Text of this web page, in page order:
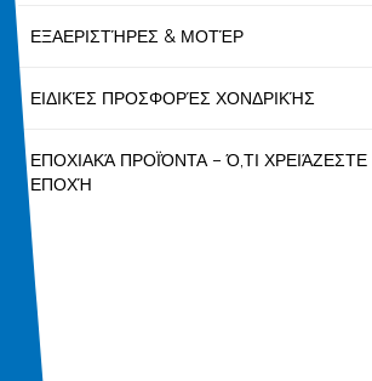
ΕΞΑΕΡΙΣΤΉΡΕΣ & ΜΟΤΈΡ
ΕΙΔΙΚΈΣ ΠΡΟΣΦΟΡΈΣ ΧΟΝΔΡΙΚΉΣ
ΕΠΟΧΙΑΚΆ ΠΡΟΪΌΝΤΑ – Ό,ΤΙ ΧΡΕΙΆΖΕΣΤΕ
ΕΠΟΧΉ